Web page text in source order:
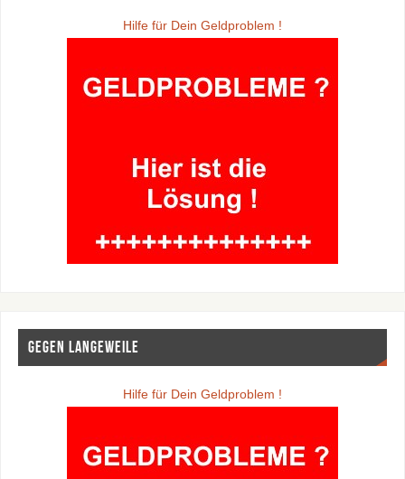
Hilfe für Dein Geldproblem !
Gegen Langeweile
Hilfe für Dein Geldproblem !